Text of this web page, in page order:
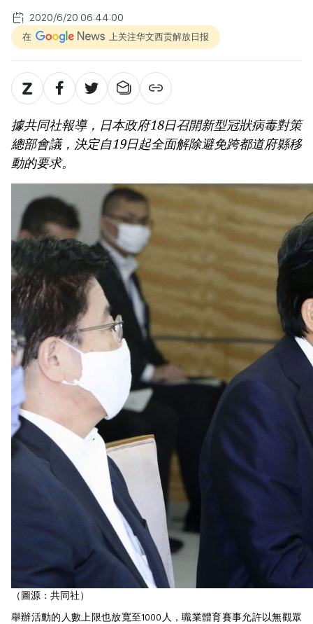
2020/6/20 06:44:00
在 上关注华文西贡解放日报
據共同社報導，日本政府18日召開新型冠狀病毒對策
總部會議，決定自19日起全面解除避免跨都道府縣移
動的要求。
（圖源：共同社）
舉辦活動的人數上限也放寬至1000人，職業體育賽事允許以無觀眾